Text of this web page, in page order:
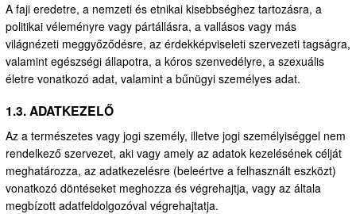
A faji eredetre, a nemzeti és etnikai kisebbséghez tartozásra, a
politikai véleményre vagy pártállásra, a vallásos vagy más
világnézeti meggyőződésre, az érdekképviseleti szervezeti tagságra,
valamint egészségi állapotra, a kóros szenvedélyre, a szexuális
életre vonatkozó adat, valamint a bűnügyi személyes adat.
1.3. ADATKEZELŐ
Az a természetes vagy jogi személy, illetve jogi személyiséggel nem
rendelkező szervezet, aki vagy amely az adatok kezelésének célját
meghatározza, az adatkezelésre (beleértve a felhasznált eszközt)
vonatkozó döntéseket meghozza és végrehajtja, vagy az általa
megbízott adatfeldolgozóval végrehajtatja.